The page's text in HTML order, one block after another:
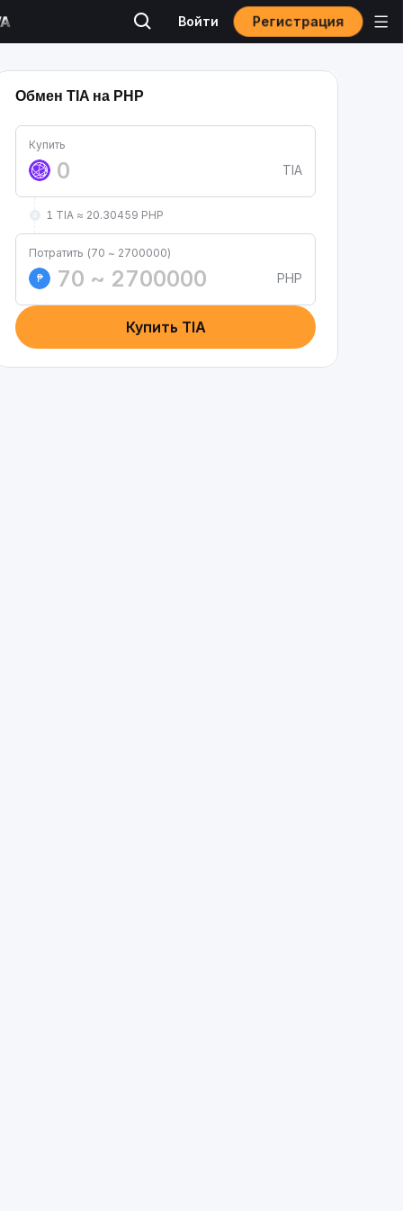
Войти Регистрация
Обмен TIA на PHP
Купить
TIA
1 TIA ≈ 20.30459 PHP
Потратить (70 ~ 2700000)
₱
PHP
Купить TIA